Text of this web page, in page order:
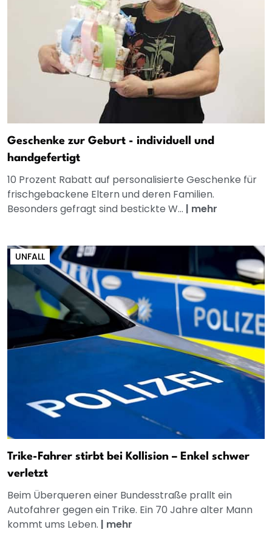
Geschenke zur Geburt - individuell und
handgefertigt
10 Prozent Rabatt auf personalisierte Geschenke für
frischgebackene Eltern und deren Familien.
Besonders gefragt sind bestickte W... | mehr
UNFALL
Trike-Fahrer stirbt bei Kollision – Enkel schwer
verletzt
Beim Überqueren einer Bundesstraße prallt ein
Autofahrer gegen ein Trike. Ein 70 Jahre alter Mann
kommt ums Leben. | mehr